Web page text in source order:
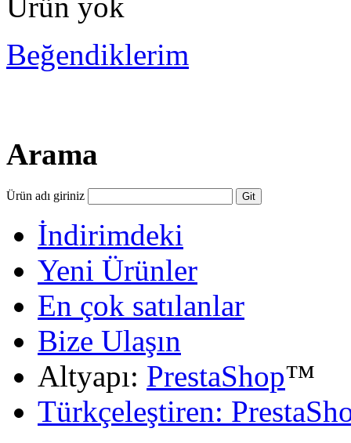
Beğendiklerim
Arama
Ürün adı giriniz
İndirimdeki
Yeni Ürünler
En çok satılanlar
Bize Ulaşın
Altyapı: PrestaShop™
Türkçeleştiren: